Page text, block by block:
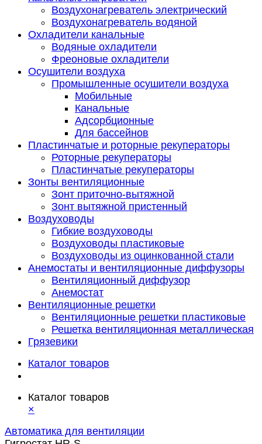
Воздухонагреватель электрический
Воздухонагреватель водяной
Охладители канальные
Водяные охладители
Фреоновые охладители
Осушители воздуха
Промышленные осушители воздуха
Мобильные
Канальные
Адсорбционные
Для бассейнов
Пластинчатые и роторные рекуператоры
Роторные рекуператоры
Пластинчатые рекуператоры
Зонты вентиляционные
Зонт приточно-вытяжной
Зонт вытяжной пристенный
Воздуховоды
Гибкие воздуховоды
Воздуховоды пластиковые
Воздуховоды из оцинкованной стали
Анемостаты и вентиляционные диффузоры
Вентиляционный диффузор
Анемостат
Вентиляционные решетки
Вентиляционные решетки пластиковые
Решетка вентиляционная металлическая
Грязевики
Каталог товаров
Каталог товаров
×
Автоматика для вентиляции